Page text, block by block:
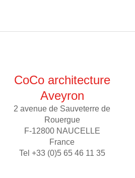
CoCo architecture
Aveyron
2 avenue de Sauveterre de
Rouergue
F-12800 NAUCELLE
France
Tel +33 (0)5 65 46 11 35